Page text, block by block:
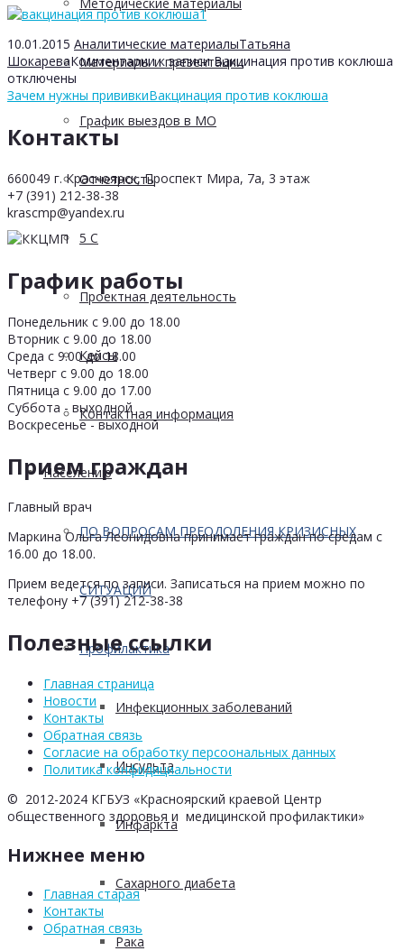
Материалы и презентации
График выездов в МО
Отчетность
5 С
Проектная деятельность
Кейсы
Контактная информация
Населению
ПО ВОПРОСАМ ПРЕОДОЛЕНИЯ КРИЗИСНЫХ
СИТУАЦИЙ
Профилактика
Инфекционных заболеваний
Инсульта
Инфаркта
Сахарного диабета
Рака
10.01.2015 Аналитические материалыТатьяна
ШокареваКомментариик записи Вакцинация против коклюша
отключены
Зачем нужны прививкиВакцинация против коклюша
Контакты
660049 г. Красноярск, Проспект Мира, 7а, 3 этаж
+7 (391) 212-38-38
krascmp@yandex.ru
График работы
Понедельник с 9.00 до 18.00
Вторник с 9.00 до 18.00
Среда с 9.00 до 18.00
Четверг с 9.00 до 18.00
Пятница с 9.00 до 17.00
Суббота - выходной
Воскресенье - выходной
Прием граждан
Главный врач
Маркина Ольга Леонидовна принимает граждан по средам с
16.00 до 18.00.
Прием ведется по записи. Записаться на прием можно по
телефону +7 (391) 212-38-38
Полезные ссылки
Главная страница
Новости
Контакты
Обратная связь
Согласие на обработку персоональных данных
Политика конфидициальности
© 2012-2024 КГБУЗ «Красноярский краевой Центр
общественного здоровья и медицинской профилактики»
Нижнее меню
Главная старая
Контакты
Обратная связь